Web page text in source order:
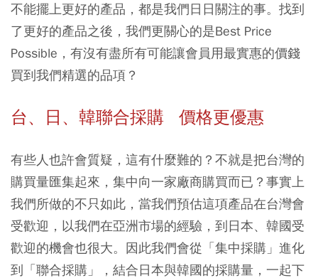
不能擺上更好的產品，都是我們日日關注的事。找到
了更好的產品之後，我們更關心的是Best Price
Possible，有沒有盡所有可能讓會員用最實惠的價錢
買到我們精選的品項？
台、日、韓聯合採購 價格更優惠
有些人也許會質疑，這有什麼難的？不就是把台灣的
購買量匯集起來，集中向一家廠商購買而已？事實上
我們所做的不只如此，當我們預估這項產品在台灣會
受歡迎，以我們在亞洲市場的經驗，到日本、韓國受
歡迎的機會也很大。因此我們會從「集中採購」進化
到「聯合採購」，結合日本與韓國的採購量，一起下